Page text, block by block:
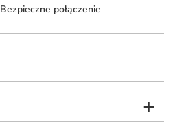
Bezpieczne połączenie